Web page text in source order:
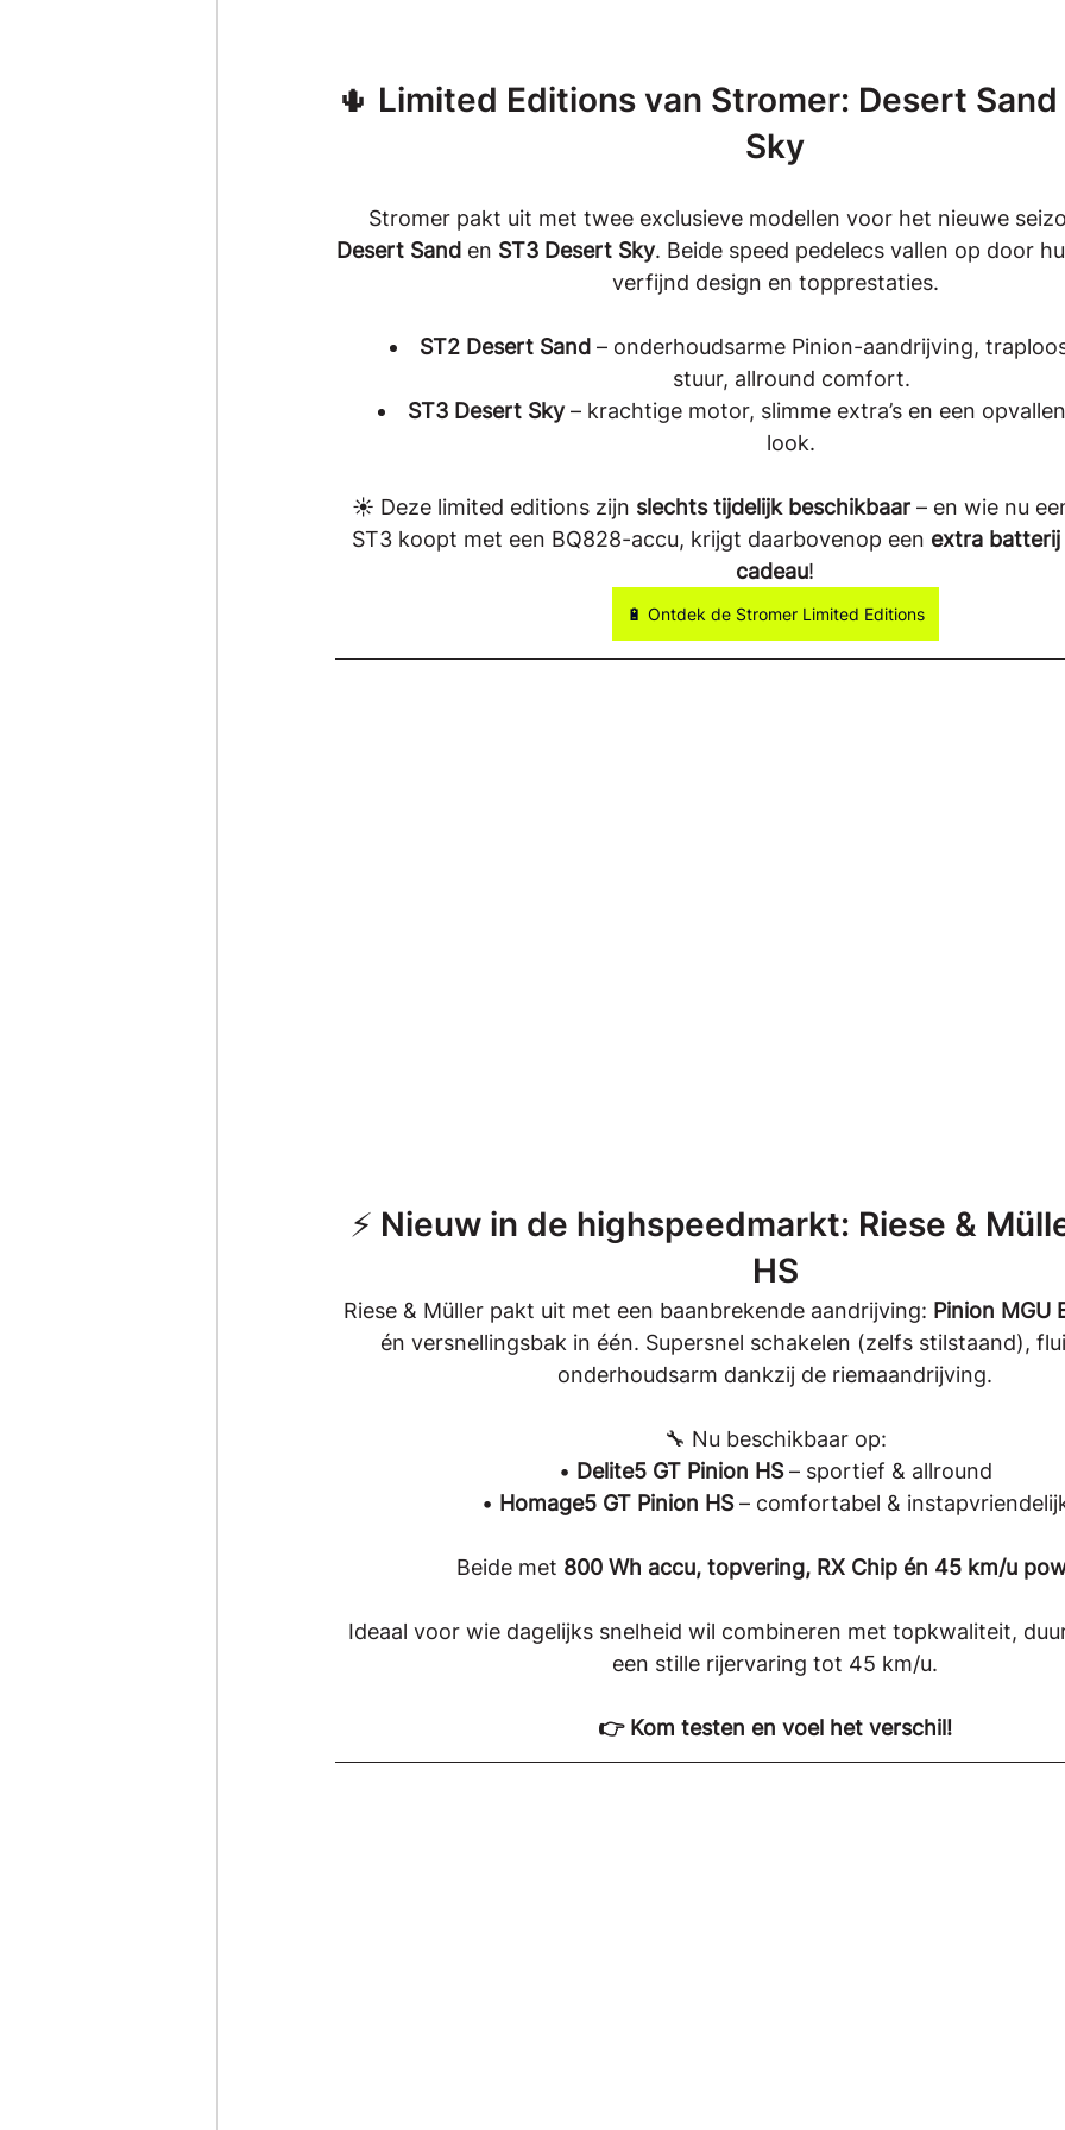
🌵 Limited Editions van Stromer: Desert
Sky
Stromer pakt uit met twee exclusieve modellen voor het nieuwe
Desert Sand en ST3 Desert Sky. Beide speed pedelecs vallen op door
verfijnd design en topprestaties.
ST2 Desert Sand – onderhoudsarme Pinion-aandrijving,
stuur, allround comfort.
ST3 Desert Sky – krachtige motor, slimme extra’s en een
look.
☀️ Deze limited editions zijn slechts tijdelijk beschikbaar – en wie nu
ST3 koopt met een BQ828-accu, krijgt daarbovenop een extra batterij
cadeau!
🔋 Ontdek de Stromer Limited Editions
⚡ Nieuw in de highspeedmarkt: Riese &
HS
Riese & Müller pakt uit met een baanbrekende aandrijving: Pinion MGU
én versnellingsbak in één. Supersnel schakelen (zelfs stilstaand),
onderhoudsarm dankzij de riemaandrijving.
🔧 Nu beschikbaar op:
• Delite5 GT Pinion HS – sportief & allround
• Homage5 GT Pinion HS – comfortabel &
Beide met 800 Wh accu, topvering, RX Chip én 45 km/u
Ideaal voor wie dagelijks snelheid wil combineren met topkwaliteit,
een stille rijervaring tot 45 km/u.
👉 Kom testen en voel het verschil!